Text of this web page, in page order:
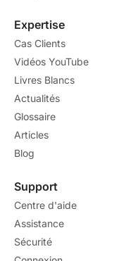
Expertise
Cas Clients
Vidéos YouTube
Livres Blancs
Actualités
Glossaire
Articles
Blog
Support
Centre d'aide
Assistance
Sécurité